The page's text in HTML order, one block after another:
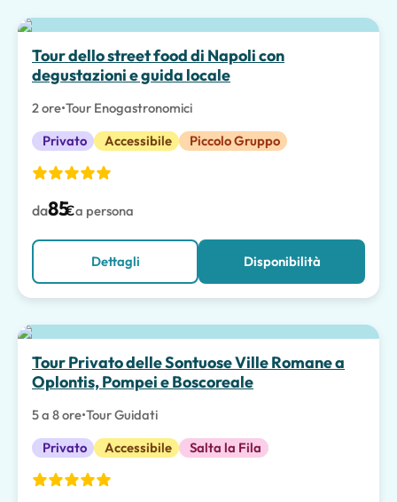
Scelta migliore
Tour dello street food di Napoli con
degustazioni e guida locale
2 ore•Tour Enogastronomici
Privato
Accessibile Piccolo Gruppo
da85€a persona
Dettagli Disponibilità
Esperienze Speciali
Tour Privato delle Sontuose Ville Romane a
Oplontis, Pompei e Boscoreale
5 a 8 ore•Tour Guidati
Privato
Accessibile Salta la Fila